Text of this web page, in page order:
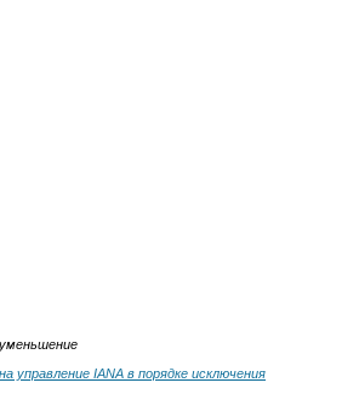
управление IANA в порядке исключения